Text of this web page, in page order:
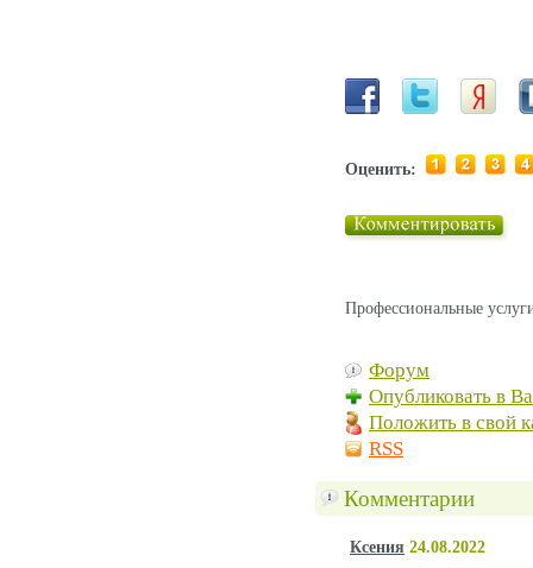
Оценить:
Профессиональные
Форум
Опубликовать в
Положить в свой
RSS
Комментарии
Ксения 24.08.2022